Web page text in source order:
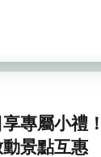
專屬小禮
景點互惠